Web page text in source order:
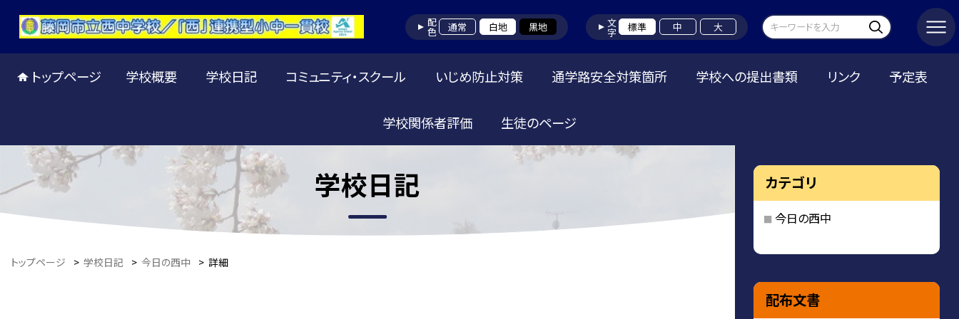
配色 通常 白地 黒地 文字 標準 中 大
トップページ 学校概要 学校日記 コミュニティ・スクール いじめ防止対策 通学路安全対策箇所 学校への提出書類 リンク 予定表
学校関係者評価 生徒のページ
学校日記
トップページ > 学校日記 > 今日の西中 > 詳細
カテゴリ
今日の西中
配布文書